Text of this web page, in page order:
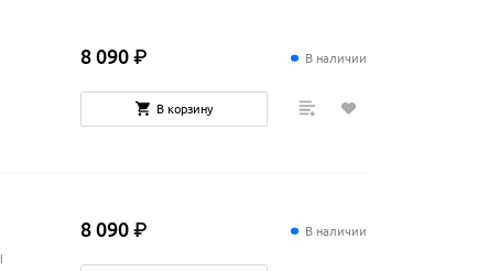
В наличии
8 090 ₽
В корзину
В наличии
8 090 ₽